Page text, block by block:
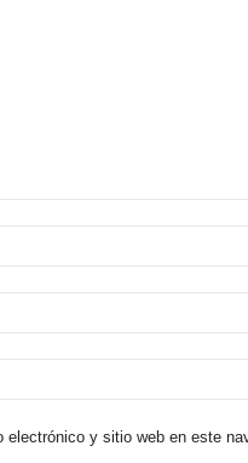
electrónico y sitio web en este